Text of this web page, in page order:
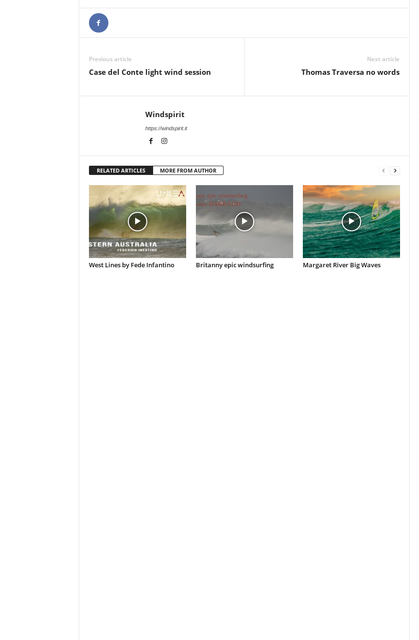
Previous article
Case del Conte light wind session
Next article
Thomas Traversa no words
Windspirit
https://windspirit.it
RELATED ARTICLES MORE FROM AUTHOR
West Lines by Fede Infantino Britanny epic windsurfing Margaret River Big Waves